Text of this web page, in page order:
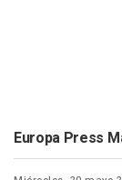
Europa Press